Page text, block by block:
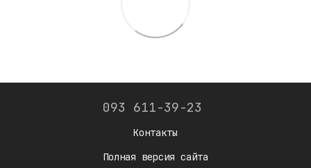
093 611-39-23
Контакты
Полная версия сайта